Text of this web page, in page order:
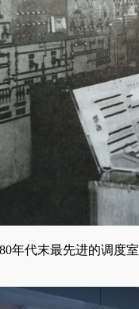
年代末最先进的调度室